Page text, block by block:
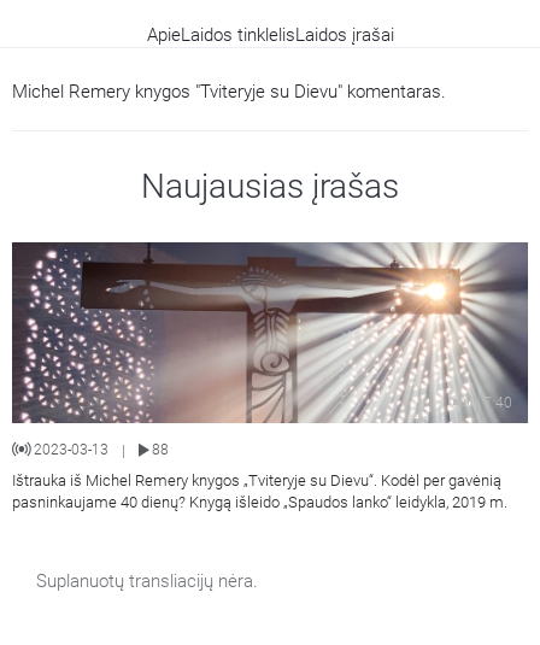
ApieLaidos tinklelisLaidos įrašai
Michel Remery knygos "Tviteryje su Dievu" komentaras.
Naujausias įrašas
7:40
2023-03-13 | 88
Ištrauka iš Michel Remery knygos „Tviteryje su Dievu“. Kodėl per gavėnią
pasninkaujame 40 dienų? Knygą išleido „Spaudos lanko“ leidykla, 2019 m.
Suplanuotų transliacijų nėra.